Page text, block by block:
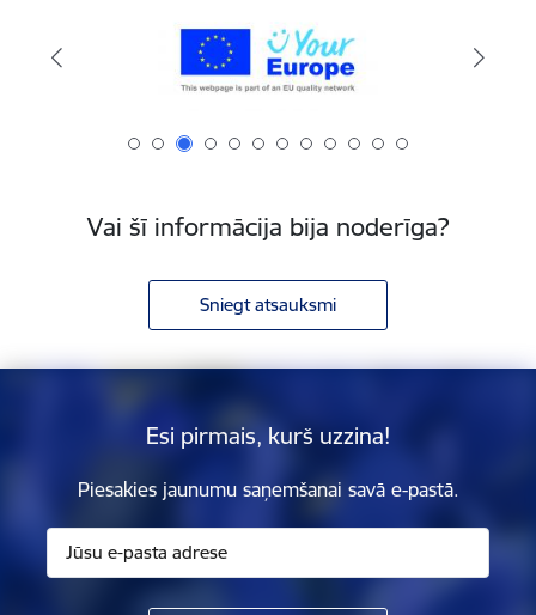
Vai šī informācija bija noderīga?
Sniegt atsauksmi
Esi pirmais, kurš uzzina!
Piesakies jaunumu saņemšanai savā e-pastā.